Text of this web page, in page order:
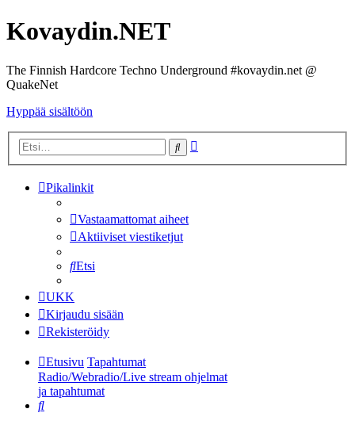
Kovaydin.NET
The Finnish Hardcore Techno Underground #kovaydin.net @
QuakeNet
Hyppää sisältöön
Etsi
Pikalinkit
Vastaamattomat aiheet
Aktiiviset viestiketjut
Etsi
UKK
Kirjaudu sisään
Rekisteröidy
Etusivu Tapahtumat
Radio/Webradio/Live stream ohjelmat
ja tapahtumat
Etsi